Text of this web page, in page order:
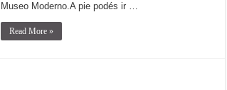
Museo Moderno.A pie podés ir …
Read More »